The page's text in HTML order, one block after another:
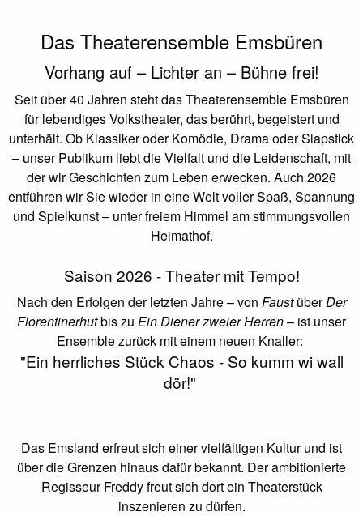
Das Theaterensemble Emsbüren
Vorhang auf – Lichter an – Bühne frei!
Seit über 40 Jahren steht das Theaterensemble Emsbüren
für lebendiges Volkstheater, das berührt, begeistert und
unterhält. Ob Klassiker oder Komödie, Drama oder Slapstick
– unser Publikum liebt die Vielfalt und die Leidenschaft, mit
der wir Geschichten zum Leben erwecken. Auch 2026
entführen wir Sie wieder in eine Welt voller Spaß, Spannung
und Spielkunst – unter freiem Himmel am stimmungsvollen
Heimathof.
Saison 2026 - Theater mit Tempo!
Nach den Erfolgen der letzten Jahre – von FaustüberDer
Florentinerhutbis zu Ein Diener zweier Herren– ist unser
Ensemble zurück mit einem neuen Knaller:
"Ein herrliches Stück Chaos - So kumm wi wall
dör!"
Das Emsland erfreut sich einer vielfältigen Kultur und ist
über die Grenzen hinaus dafür bekannt. Der ambitionierte
Regisseur Freddy freut sich dort ein Theaterstück
inszenieren zu dürfen.